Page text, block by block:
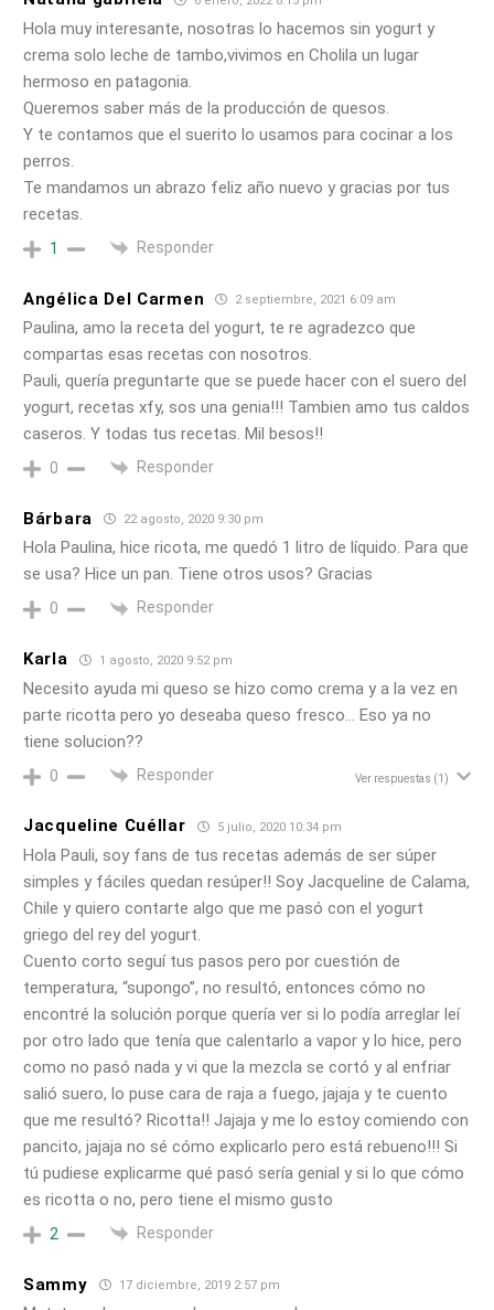
Hola muy interesante, nosotras lo hacemos sin yogurt y
crema solo leche de tambo,vivimos en Cholila un lugar
hermoso en patagonia.
Queremos saber más de la producción de quesos.
Y te contamos que el suerito lo usamos para cocinar a los
perros.
Te mandamos un abrazo feliz año nuevo y gracias por tus
recetas.
1 Responder
Angélica Del Carmen 2 septiembre, 2021 6:09 am
Paulina, amo la receta del yogurt, te re agradezco que
compartas esas recetas con nosotros.
Pauli, quería preguntarte que se puede hacer con el suero del
yogurt, recetas xfy, sos una genia!!! Tambien amo tus caldos
caseros. Y todas tus recetas. Mil besos!!
0 Responder
Bárbara 22 agosto, 2020 9:30 pm
Hola Paulina, hice ricota, me quedó 1 litro de líquido. Para que
se usa? Hice un pan. Tiene otros usos? Gracias
0 Responder
Karla 1 agosto, 2020 9:52 pm
Necesito ayuda mi queso se hizo como crema y a la vez en
parte ricotta pero yo deseaba queso fresco… Eso ya no
tiene solucion??
0 Responder Ver respuestas (1)
Jacqueline Cuéllar 5 julio, 2020 10:34 pm
Hola Pauli, soy fans de tus recetas además de ser súper
simples y fáciles quedan resúper!! Soy Jacqueline de Calama,
Chile y quiero contarte algo que me pasó con el yogurt
griego del rey del yogurt.
Cuento corto seguí tus pasos pero por cuestión de
temperatura, “supongo”, no resultó, entonces cómo no
encontré la solución porque quería ver si lo podía arreglar leí
por otro lado que tenía que calentarlo a vapor y lo hice, pero
como no pasó nada y vi que la mezcla se cortó y al enfriar
salió suero, lo puse cara de raja a fuego, jajaja y te cuento
que me resultó? Ricotta!! Jajaja y me lo estoy comiendo con
pancito, jajaja no sé cómo explicarlo pero está rebueno!!! Si
tú pudiese explicarme qué pasó sería genial y si lo que cómo
es ricotta o no, pero tiene el mismo gusto
2 Responder
Sammy 17 diciembre, 2019 2:57 pm